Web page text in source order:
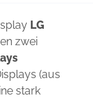
LG
zwei
(aus
stark